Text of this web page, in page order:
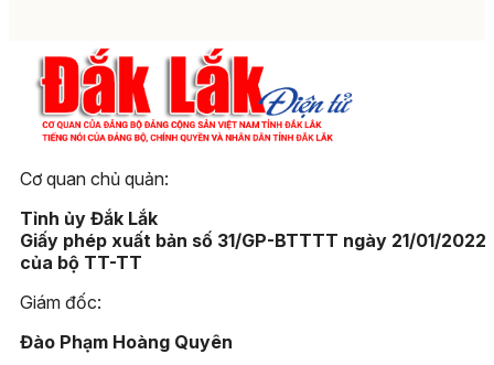
Cơ quan chủ quản:
Tỉnh ủy Đắk Lắk
Giấy phép xuất bản số 31/GP-BTTTT ngày 21/01/2022
của bộ TT-TT
Giám đốc:
Đào Phạm Hoàng Quyên